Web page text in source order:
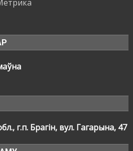
г.п. Брагін, вул. Гагарына, 47